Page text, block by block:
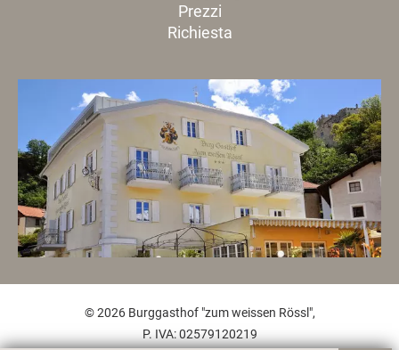
Prezzi
Richiesta
© 2026 Burggasthof "zum weissen Rössl",
P. IVA: 02579120219